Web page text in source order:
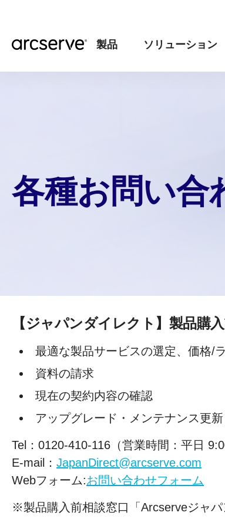
製品 ソリューション
各種お問い合
【ジャパンダイレクト】製品購
最適な製品サービスの選定、 価格/
資料の請求
現在の契約内容の確認
アップグレード・メンテナンス更
Tel：0120-410-116（営業時間：平日
E-mail： JapanDirect@arcserve.com
Webフォーム:お問い合わせフォーム
※製品購入前相談窓口「Arcserveジャ